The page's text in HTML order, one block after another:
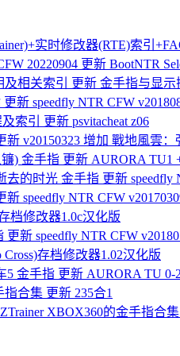
实时修改器(RTE)索引
20220904 更新 BootNTR
及相关索引 更新 金手指与显
新 speedfly NTR CFW
索引 更新 psvitacheat z06
新 v20150323 增加 戰地風雲
) 金手指 更新 AURORA TU1
的时光 金手指 更新 speedfly
speedfly NTR CFW
档修改器1.0c汉化版
新 speedfly NTR CFW
存档修改器1.02汉化版
5 金手指 更新 AURORA TU 0-
指合集 更新 235合1
XBOX360的金手指合集